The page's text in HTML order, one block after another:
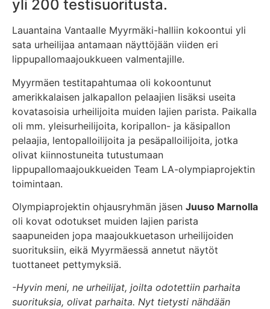
yli 200 testisuoritusta.
Lauantaina Vantaalle Myyrmäki-halliin kokoontui yli
sata urheilijaa antamaan näyttöjään viiden eri
lippupallomaajoukkueen valmentajille.
Myyrmäen testitapahtumaa oli kokoontunut
amerikkalaisen jalkapallon pelaajien lisäksi useita
kovatasoisia urheilijoita muiden lajien parista. Paikalla
oli mm. yleisurheilijoita, koripallon- ja käsipallon
pelaajia, lentopalloilijoita ja pesäpalloilijoita, jotka
olivat kiinnostuneita tutustumaan
lippupallomaajoukkueiden Team LA-olympiaprojektin
toimintaan.
Olympiaprojektin ohjausryhmän jäsen Juuso Marnolla
oli kovat odotukset muiden lajien parista
saapuneiden jopa maajoukkuetason urheilijoiden
suorituksiin, eikä Myyrmäessä annetut näytöt
tuottaneet pettymyksiä.
-Hyvin meni, ne urheilijat, joilta odotettiin parhaita
suorituksia, olivat parhaita. Nyt tietysti nähdään